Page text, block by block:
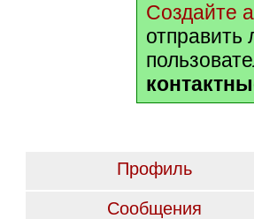
Создайте
Профиль
Сообщения